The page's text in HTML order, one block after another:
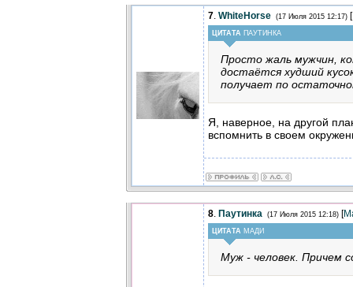
7. WhiteHorse (17 Июля 2015 12:17) [
ЦИТАТА ПАУТИНКА
Просто жаль мужчин,
достаётся худший
получает по
Я, наверное, на другой
вспомнить в своем
8. Паутинка (17 Июля 2015 12:18) [
ЦИТАТА МАДИ
Муж - человек. Причем